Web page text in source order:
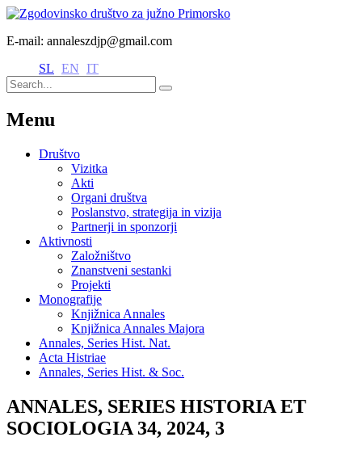
E-mail: annaleszdjp@gmail.com
SL EN IT
Menu
Društvo
Vizitka
Akti
Organi društva
Poslanstvo, strategija in vizija
Partnerji in sponzorji
Aktivnosti
Založništvo
Znanstveni sestanki
Projekti
Monografije
Knjižnica Annales
Knjižnica Annales Majora
Annales, Series Hist. Nat.
Acta Histriae
Annales, Series Hist. & Soc.
ANNALES, SERIES HISTORIA ET
SOCIOLOGIA 34, 2024, 3